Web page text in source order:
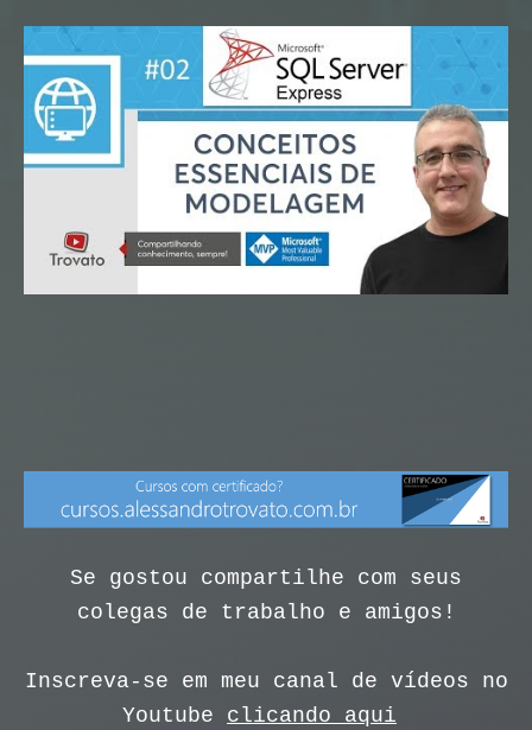
Se gostou compartilhe com seus
colegas de trabalho e amigos!
Inscreva-se em meu canal de vídeos no
Youtube clicando aqui